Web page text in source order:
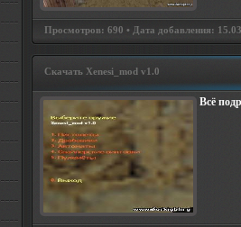
Просмотров: 690 • Дата добавления:
Скачать Xenesi_mod v1.0
Всё